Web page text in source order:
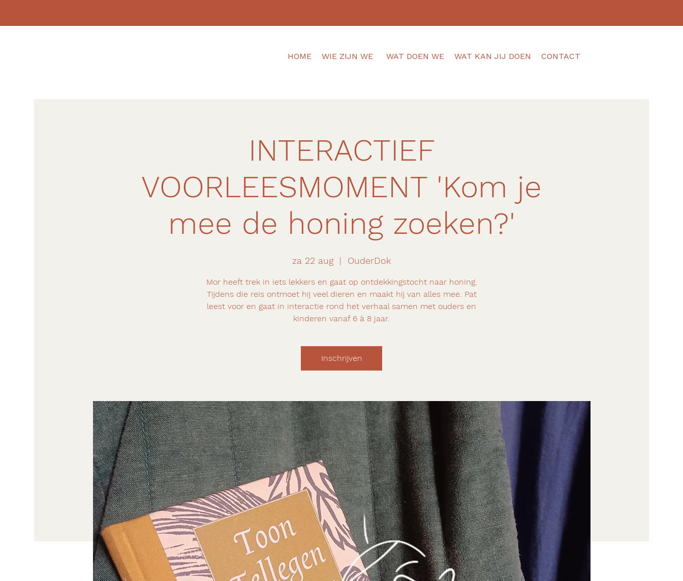
HOME WIE ZIJN WE WAT DOEN WE WAT KAN JIJ DOEN CONTACT
INTERACTIEF
VOORLEESMOMENT 'Kom je
mee de honing zoeken?'
za 22 aug
  |
OuderDok
Mor heeft trek in iets lekkers en gaat op ontdekkingstocht naar honing.
Tijdens die reis ontmoet hij veel dieren en maakt hij van alles mee. Pat
leest voor en gaat in interactie rond het verhaal samen met ouders en
kinderen vanaf 6 à 8 jaar.
Inschrijven